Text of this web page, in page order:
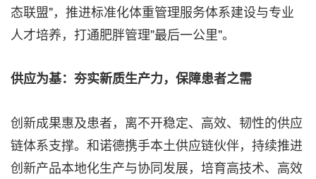
态联盟"，推进标准化体重管理服务体系建设与专业
人才培养，打通肥胖管理"最后一公里"。
供应为基：夯实新质生产力，保障患者之需
创新成果惠及患者，离不开稳定、高效、韧性的供应
链体系支撑。和诺德携手本土供应链伙伴，持续推进
创新产品本地化生产与协同发展，培育高技术、高效